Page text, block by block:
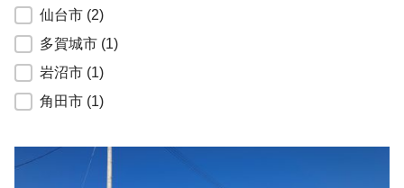
仙台市 (2)
多賀城市 (1)
岩沼市 (1)
角田市 (1)